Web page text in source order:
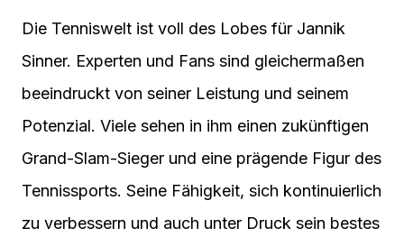
Die Tenniswelt ist voll des Lobes für Jannik
Sinner. Experten und Fans sind gleichermaßen
beeindruckt von seiner Leistung und seinem
Potenzial. Viele sehen in ihm einen zukünftigen
Grand-Slam-Sieger und eine prägende Figur des
Tennissports. Seine Fähigkeit, sich kontinuierlich
zu verbessern und auch unter Druck sein bestes